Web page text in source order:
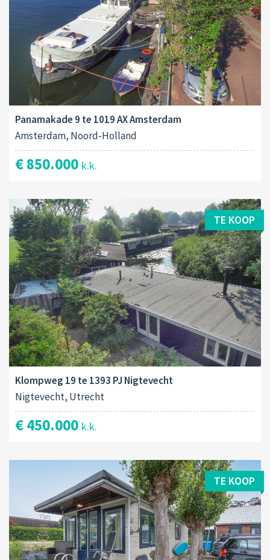
Panamakade 9 te 1019 AX Amsterdam
Amsterdam, Noord-Holland
€ 850.000 k.k.
TE KOOP
Klompweg 19 te 1393 PJ Nigtevecht
Nigtevecht, Utrecht
€ 450.000 k.k.
TE KOOP